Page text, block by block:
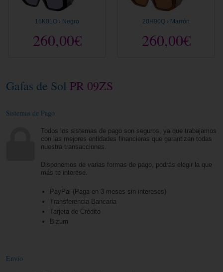
16K01O › Negro
260,00€
20H90Q › Marrón
260,00€
Gafas de Sol PR 09ZS
Sistemas de Pago
Todos los sistemas de pago son seguros, ya que trabajamos
con las mejores entidades financieras que garantizan todas
nuestra transacciones.
Disponemos de varias formas de pago, podrás elegir la que
más te interese.
PayPal (Paga en 3 meses sin intereses)
Transferencia Bancaria
Tarjeta de Crédito
Bizum
Envío